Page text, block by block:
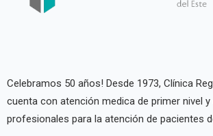
Celebramos 50 años! Desde 1973, Clínica
cuenta con atención medica de primer nivel
profesionales para la atención de pacientes